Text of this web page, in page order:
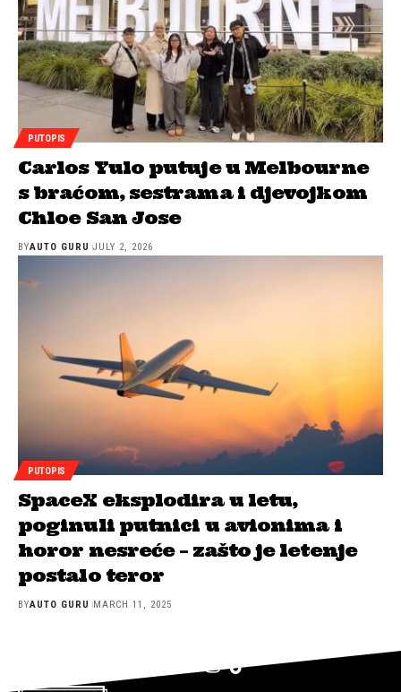
PUTOPIS
Carlos Yulo putuje u Melbourne
s braćom, sestrama i djevojkom
Chloe San Jose
BYAUTO GURU JULY 2, 2026
PUTOPIS
SpaceX eksplodira u letu,
poginuli putnici u avionima i
horor nesreće – zašto je letenje
postalo teror
BYAUTO GURU MARCH 11, 2025